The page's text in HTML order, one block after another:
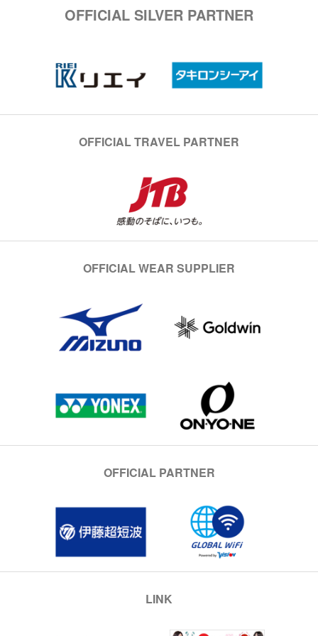
OFFICIAL SILVER PARTNER
OFFICIAL TRAVEL PARTNER
OFFICIAL WEAR SUPPLIER
OFFICIAL PARTNER
LINK